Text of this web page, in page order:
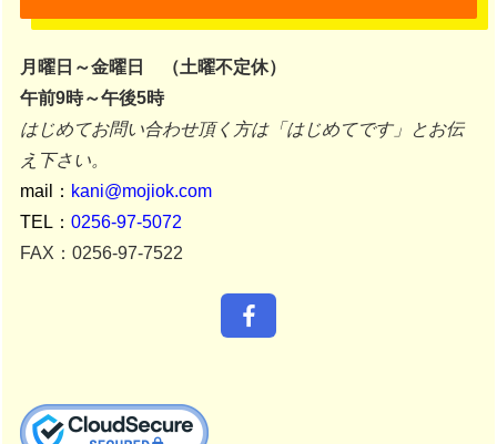
月曜日～金曜日 （土曜不定休）
午前9時～午後5時
はじめてお問い合わせ頂く方は「はじめてです」とお伝
え下さい。
mail： kani@mojiok.com
TEL：0256-97-5072
FAX：0256-97-7522